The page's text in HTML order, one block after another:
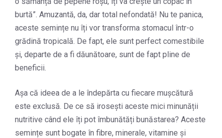
burtă”. Amuzantă, da, dar total nefondată! Nu te panica,
aceste semințe nu îți vor transforma stomacul într-o
grădină tropicală. De fapt, ele sunt perfect comestibile
și, departe de a fi dăunătoare, sunt de fapt pline de
beneficii.
Așa că ideea de a le îndepărta cu fiecare mușcătură
este exclusă. De ce să irosești aceste mici minunății
nutritive când ele îți pot îmbunătăți bunăstarea? Aceste
semințe sunt bogate în fibre, minerale, vitamine și